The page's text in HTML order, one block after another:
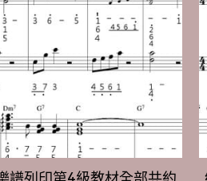
譜列印第4級教材全部共約
40首曲目。